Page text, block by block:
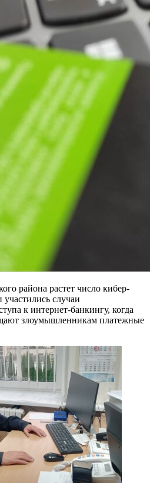
района растет число кибер-
случаи
к интернет‑банкингу, когда
злоумышленникам платежные